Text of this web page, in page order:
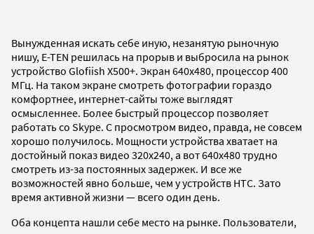
Вынужденная искать себе иную, незанятую рыночную
нишу, E-TEN решилась на прорыв и выбросила на рынок
устройство Glofiish X500+. Экран 640x480, процессор 400
МГц. На таком экране смотреть фотографии гораздо
комфортнее, интернет-сайты тоже выглядят
осмысленнее. Более быстрый процессор позволяет
работать со Skype. С просмотром видео, правда, не совсем
хорошо получилось. Мощности устройства хватает на
достойный показ видео 320x240, а вот 640x480 трудно
смотреть из-за постоянных задержек. И все же
возможностей явно больше, чем у устройств HTC. Зато
время активной жизни — всего один день.
Оба концепта нашли себе место на рынке. Пользователи,